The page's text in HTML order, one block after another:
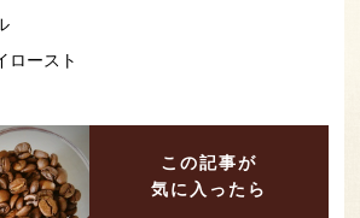
ロースト
この記事が
気に入ったら